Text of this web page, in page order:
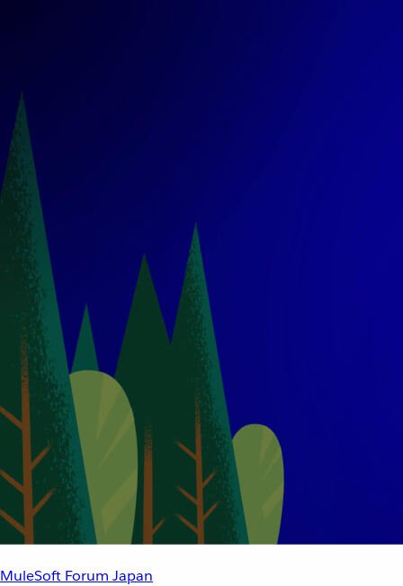
MuleSoft Forum Japan